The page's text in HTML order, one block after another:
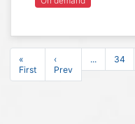
«
First
‹
Prev
... 34